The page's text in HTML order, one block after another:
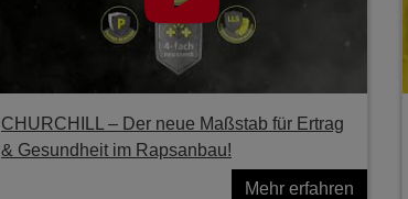
CHURCHILL – Der neue Maßstab für Ertrag
& Gesundheit im Rapsanbau!
Mehr erfahren